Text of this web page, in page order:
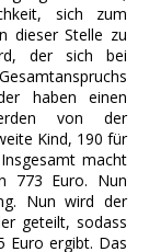
sich zum
dieser Stelle zu
der sich bei
haben einen
von der
Kind, 190 für
macht
773 Euro. Nun
Nun wird der
geteilt, sodass
Euro ergibt. Das